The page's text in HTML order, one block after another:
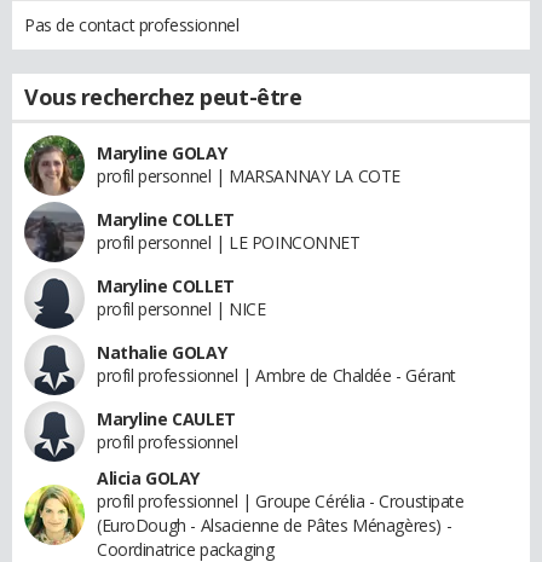
Pas de contact professionnel
Vous recherchez peut-être
Maryline GOLAY
profil personnel | MARSANNAY LA COTE
Maryline COLLET
profil personnel | LE POINCONNET
Maryline COLLET
profil personnel | NICE
Nathalie GOLAY
profil professionnel | Ambre de Chaldée - Gérant
Maryline CAULET
profil professionnel
Alicia GOLAY
profil professionnel | Groupe Cérélia - Croustipate
(EuroDough - Alsacienne de Pâtes Ménagères) -
Coordinatrice packaging